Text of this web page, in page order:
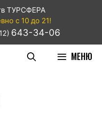
ТУРСФЕРА
с 10 до 21!
643-34-06
МЕНЮ